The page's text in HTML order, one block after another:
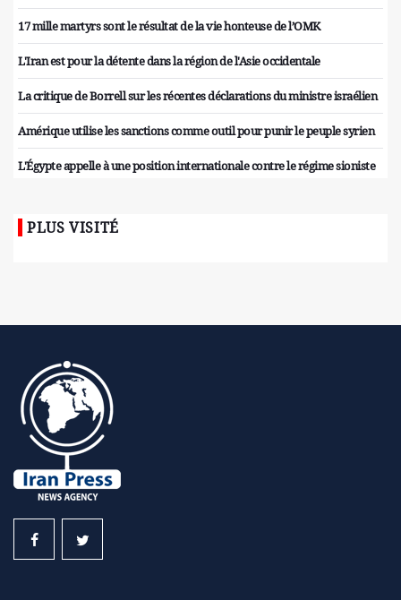
17 mille martyrs sont le résultat de la vie honteuse de l’OMK
L'Iran est pour la détente dans la région de l'Asie occidentale
La critique de Borrell sur les récentes déclarations du ministre israélien
Amérique utilise les sanctions comme outil pour punir le peuple syrien
L'Égypte appelle à une position internationale contre le régime sioniste
PLUS VISITÉ